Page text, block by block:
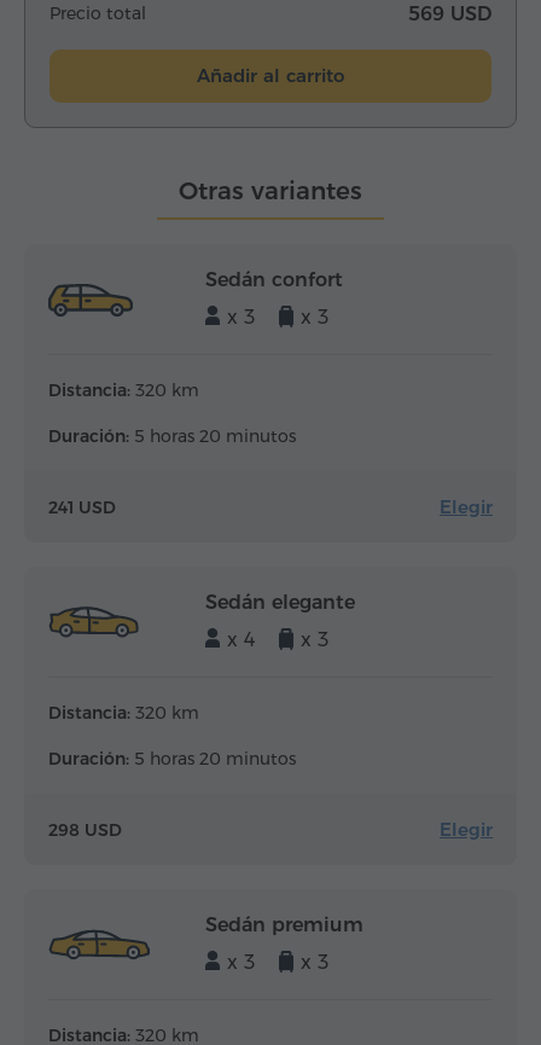
Precio total 569 USD
Añadir al carrito
Otras variantes
Sedán confort
x 3
x 3
Distancia: 320 km
Duración: 5 horas 20 minutos
241 USD Elegir
Sedán elegante
x 4
x 3
Distancia: 320 km
Duración: 5 horas 20 minutos
298 USD Elegir
Sedán premium
x 3
x 3
Distancia: 320 km